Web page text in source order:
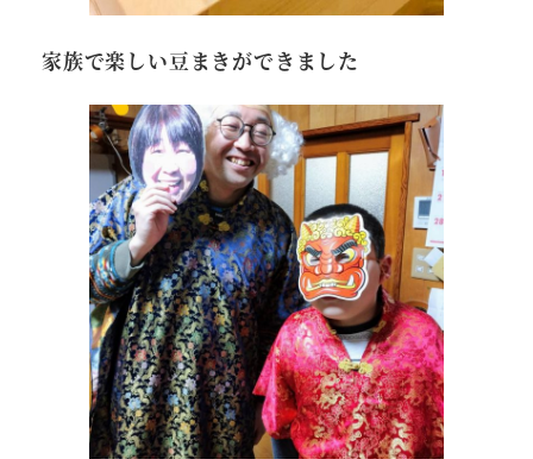
家族で楽しい豆まきができました